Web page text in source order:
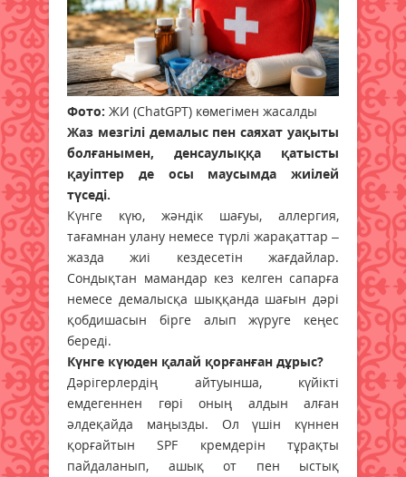
Фото: ЖИ (ChatGPT) көмегімен жасалды
Жаз мезгілі демалыс пен саяхат уақыты
болғанымен, денсаулыққа қатысты
қауіптер де осы маусымда жиілей
түседі.
Күнге күю, жәндік шағуы, аллергия,
тағамнан улану немесе түрлі жарақаттар –
жазда жиі кездесетін жағдайлар.
Сондықтан мамандар кез келген сапарға
немесе демалысқа шыққанда шағын дәрі
қобдишасын бірге алып жүруге кеңес
береді.
Күнге күюден қалай қорғанған дұрыс?
Дәрігерлердің айтуынша, күйікті
емдегеннен гөрі оның алдын алған
әлдеқайда маңызды. Ол үшін күннен
қорғайтын SPF кремдерін тұрақты
пайдаланып, ашық от пен ыстық